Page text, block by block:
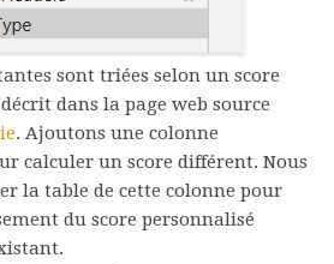
sont triées selon un score
dans la page web source
. Ajoutons une colonne
calculer un score différent. Nous
la table de cette colonne pour
du score personnalisé